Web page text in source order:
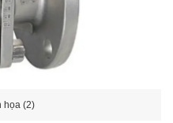
họa (2)